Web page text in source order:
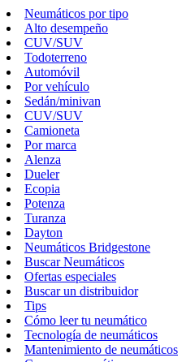
Neumáticos por tipo
Alto desempeño
CUV/SUV
Todoterreno
Automóvil
Por vehículo
Sedán/minivan
CUV/SUV
Camioneta
Por marca
Alenza
Dueler
Ecopia
Potenza
Turanza
Dayton
Neumáticos Bridgestone
Buscar Neumáticos
Ofertas especiales
Buscar un distribuidor
Tips
Cómo leer tu neumático
Tecnología de neumáticos
Mantenimiento de neumáticos